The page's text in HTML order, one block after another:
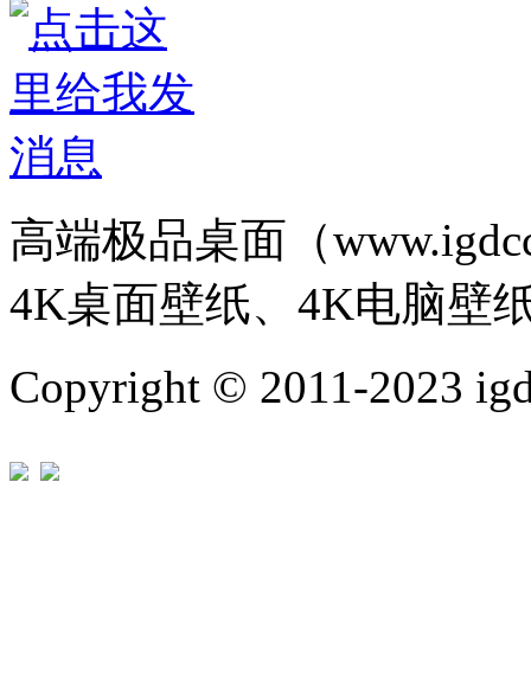
高端极品桌面（
4K桌面壁纸、4K电脑壁
Copyright © 2011-2023